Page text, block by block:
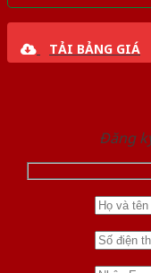
TẢI BẢNG GIÁ
Đăng